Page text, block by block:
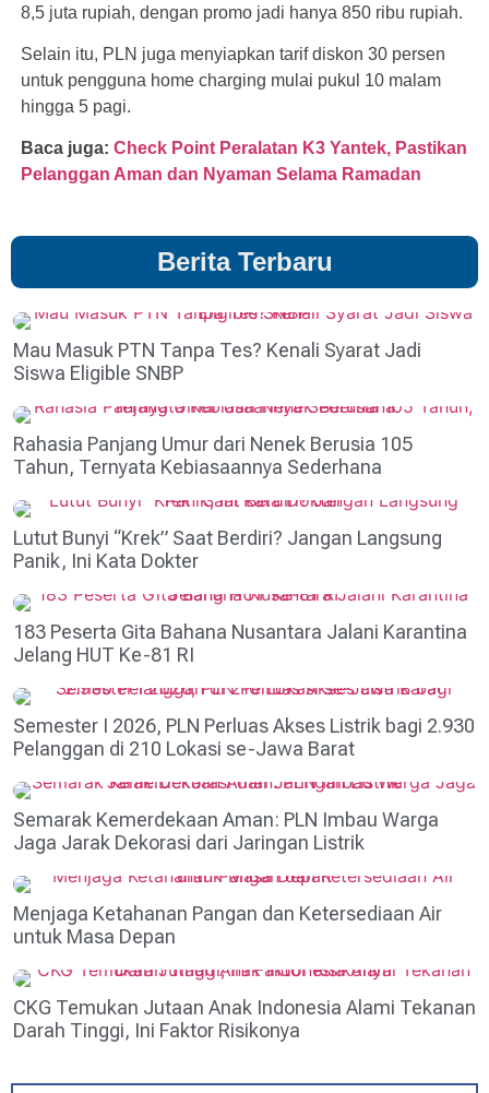
8,5 juta rupiah, dengan promo jadi hanya 850 ribu rupiah.
Selain itu, PLN juga menyiapkan tarif diskon 30 persen
untuk pengguna home charging mulai pukul 10 malam
hingga 5 pagi.
Baca juga: Check Point Peralatan K3 Yantek, Pastikan
Pelanggan Aman dan Nyaman Selama Ramadan
Berita Terbaru
Mau Masuk PTN Tanpa Tes? Kenali Syarat Jadi
Siswa Eligible SNBP
Rahasia Panjang Umur dari Nenek Berusia 105
Tahun, Ternyata Kebiasaannya Sederhana
Lutut Bunyi “Krek” Saat Berdiri? Jangan Langsung
Panik, Ini Kata Dokter
183 Peserta Gita Bahana Nusantara Jalani Karantina
Jelang HUT Ke-81 RI
Semester I 2026, PLN Perluas Akses Listrik bagi 2.930
Pelanggan di 210 Lokasi se-Jawa Barat
Semarak Kemerdekaan Aman: PLN Imbau Warga
Jaga Jarak Dekorasi dari Jaringan Listrik
Menjaga Ketahanan Pangan dan Ketersediaan Air
untuk Masa Depan
CKG Temukan Jutaan Anak Indonesia Alami Tekanan
Darah Tinggi, Ini Faktor Risikonya